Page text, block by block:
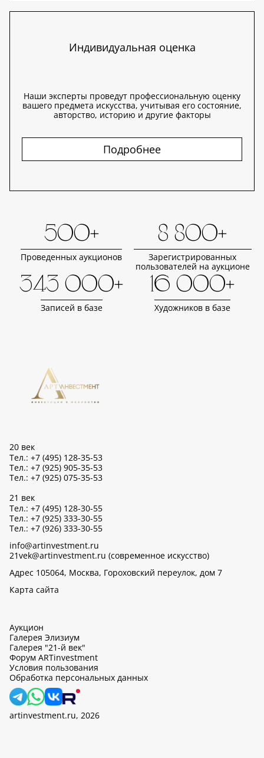
Индивидуальная оценка
Наши эксперты проведут профессиональную оценку
вашего предмета искусства, учитывая его состояние,
авторство, историю и другие факторы
Подробнее
500+
Проведенных аукционов
8 800+
Зарегистрированных
пользователей на аукционе
343 000+
Записей в базе
16 000+
Художников в базе
20 век
Тел.: +7 (495) 128-35-53
Тел.: +7 (925) 905-35-53
Тел.: +7 (925) 075-35-53
21 век
Тел.: +7 (495) 128-30-55
Тел.: +7 (925) 333-30-55
Тел.: +7 (926) 333-30-55
info@artinvestment.ru
21vek@artinvestment.ru (современное искусство)
Адрес 105064, Москва, Гороховский переулок, дом 7
Карта сайта
Аукцион
Галерея Элизиум
Галерея "21-й век"
Форум ARTinvestment
Условия пользования
Обработка персональных данных
artinvestment.ru, 2026